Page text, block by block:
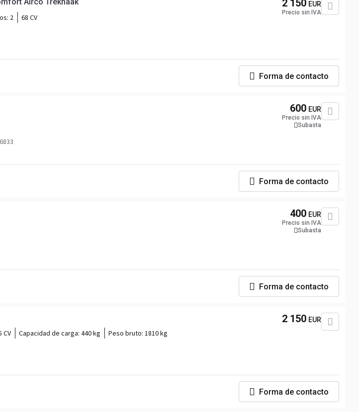
2
68 CV
2 150 EUR
Precio sin IVA
Forma de contacto
600 EUR
Precio sin IVA
Subasta
Forma de contacto
400 EUR
Precio sin IVA
Subasta
Forma de contacto
CV Capacidad de carga: 440 kg Peso bruto: 1810 kg
2 150 EUR
Forma de contacto